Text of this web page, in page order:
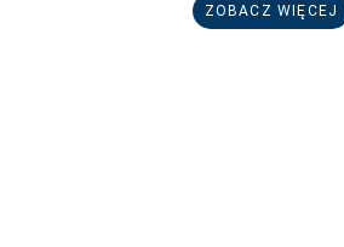
ZOBACZ WIĘCEJ